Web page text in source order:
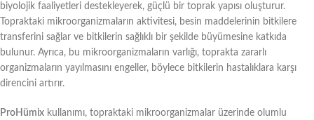
biyolojik faaliyetleri destekleyerek, güçlü bir toprak yapısı oluşturur.
Topraktaki mikroorganizmaların aktivitesi, besin maddelerinin bitkilere
transferini sağlar ve bitkilerin sağlıklı bir şekilde büyümesine katkıda
bulunur. Ayrıca, bu mikroorganizmaların varlığı, toprakta zararlı
organizmaların yayılmasını engeller, böylece bitkilerin hastalıklara karşı
direncini artırır.
ProHümix kullanımı, topraktaki mikroorganizmalar üzerinde olumlu